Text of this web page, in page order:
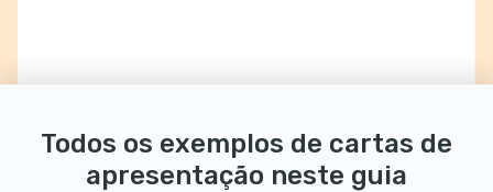
Todos os exemplos de cartas de
apresentação neste guia